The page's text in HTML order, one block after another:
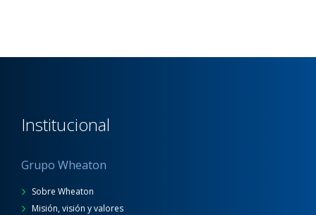
Institucional
Grupo Wheaton
Sobre Wheaton
Misión, visión y valores